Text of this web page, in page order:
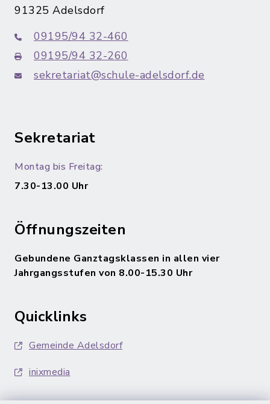
91325 Adelsdorf
09195/94 32-460
09195/94 32-260
sekretariat@schule-adelsdorf.de
Sekretariat
Montag bis Freitag:
7.30-13.00 Uhr
Öffnungszeiten
Gebundene Ganztagsklassen in allen vier
Jahrgangsstufen von 8.00-15.30 Uhr
Quicklinks
Gemeinde Adelsdorf
inixmedia